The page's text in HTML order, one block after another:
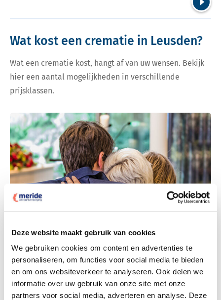
Deze website maakt gebruik van cookies
We gebruiken cookies om content en advertenties te
personaliseren, om functies voor social media te bieden
en om ons websiteverkeer te analyseren. Ook delen we
informatie over uw gebruik van onze site met onze
partners voor social media, adverteren en analyse. Deze
Wat kost een crematie in Leusden?
Wat een crematie kost, hangt af van uw wensen. Bekijk
hier een aantal mogelijkheden in verschillende
prijsklassen.
Bekijk tarieven voor crematie
Bekijk tarieven voor begrafenis